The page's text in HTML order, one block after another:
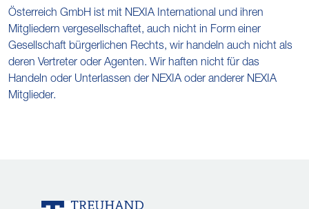
Österreich GmbH ist mit NEXIA International und ihren
Mitgliedern vergesellschaftet, auch nicht in Form einer
Gesellschaft bürgerlichen Rechts, wir handeln auch nicht als
deren Vertreter oder Agenten. Wir haften nicht für das
Handeln oder Unterlassen der NEXIA oder anderer NEXIA
Mitglieder.